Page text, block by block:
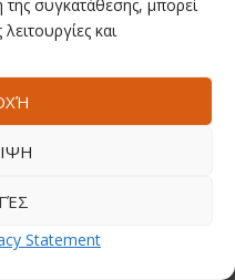
συγκατάθεσης, μπορεί
και
Statement